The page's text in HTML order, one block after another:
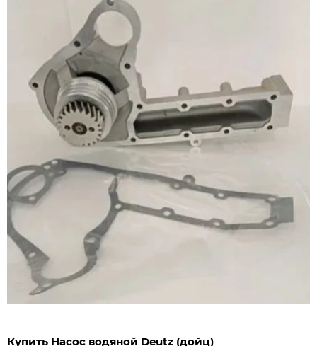
Купить Насос водяной Deutz (дойц)